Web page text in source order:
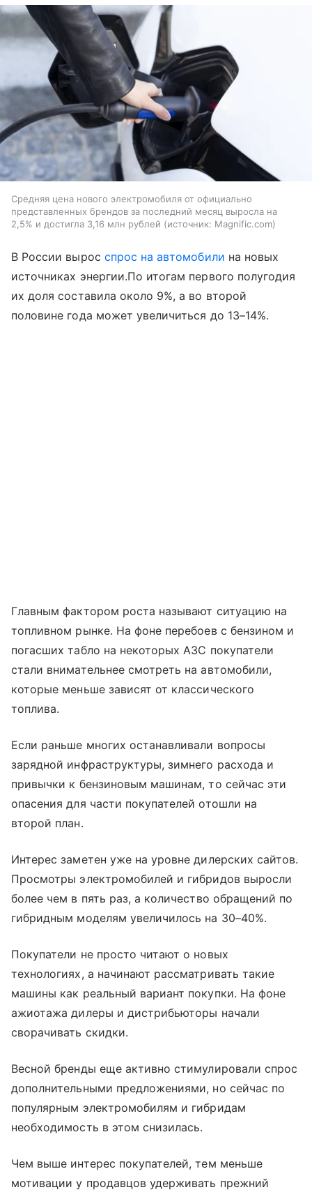
Средняя цена нового электромобиля от официально
представленных брендов за последний месяц выросла на
2,5% и достигла 3,16 млн рублей
источник: Magnific.com
В России вырос спрос на автомобили на новых
источниках энергии.По итогам первого полугодия
их доля составила около 9%, а во второй
половине года может увеличиться до 13–14%.
Главным фактором роста называют ситуацию на
топливном рынке. На фоне перебоев с бензином и
погасших табло на некоторых АЗС покупатели
стали внимательнее смотреть на автомобили,
которые меньше зависят от классического
топлива.
Если раньше многих останавливали вопросы
зарядной инфраструктуры, зимнего расхода и
привычки к бензиновым машинам, то сейчас эти
опасения для части покупателей отошли на
второй план.
Интерес заметен уже на уровне дилерских сайтов.
Просмотры электромобилей и гибридов выросли
более чем в пять раз, а количество обращений по
гибридным моделям увеличилось на 30–40%.
Покупатели не просто читают о новых
технологиях, а начинают рассматривать такие
машины как реальный вариант покупки. На фоне
ажиотажа дилеры и дистрибьюторы начали
сворачивать скидки.
Весной бренды еще активно стимулировали спрос
дополнительными предложениями, но сейчас по
популярным электромобилям и гибридам
необходимость в этом снизилась.
Чем выше интерес покупателей, тем меньше
мотивации у продавцов удерживать прежний